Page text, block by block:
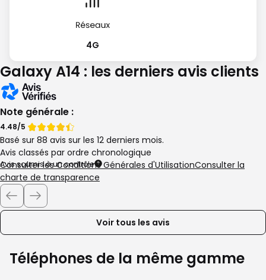
4G
Galaxy A14 : les derniers avis clients
Note générale :
Note
de
4.48/5 Note
de
4.48
étoiles
sur
5
Basé sur 88 avis sur les 12 derniers mois.
Avis classés par ordre chronologique
Avis soumis à un contrôle
Consulter les Conditions Générales d'UtilisationConsulter la
charte de transparence
Navigation
de
la
avis
clients
Voir tous les avis
Téléphones de la même gamme